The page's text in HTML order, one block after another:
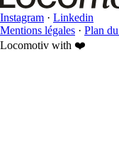
Instagram · Linkedin
Mentions légales · Plan
Locomotiv with ❤️